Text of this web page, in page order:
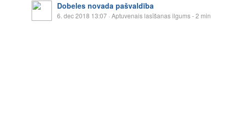
Dobeles novada pašvaldība
6. dec 2018 13:07 · Aptuvenais lasīšanas ilgums - 2 min